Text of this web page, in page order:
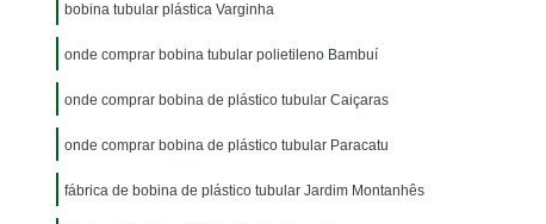
bobina tubular plástica Varginha
onde comprar bobina tubular polietileno Bambuí
onde comprar bobina de plástico tubular Caiçaras
onde comprar bobina de plástico tubular Paracatu
fábrica de bobina de plástico tubular Jardim Montanhês